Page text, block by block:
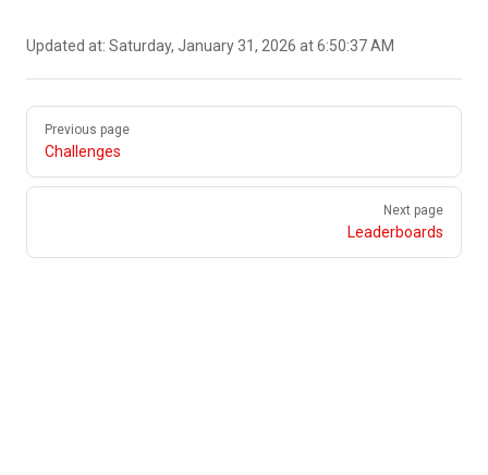
Updated at: Saturday, January 31, 2026 at 6:50:37 AM
Pager
Previous page
Challenges
Next page
Leaderboards